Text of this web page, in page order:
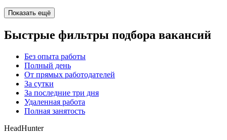
Показать ещё
Быстрые фильтры подбора вакансий
Без опыта работы
Полный день
От прямых работодателей
За сутки
За последние три дня
Удаленная работа
Полная занятость
HeadHunter